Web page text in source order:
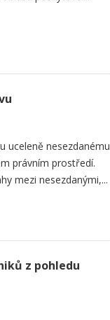
uceleně nesezdanému
právním prostředí.
mezi nesezdanými,...
z pohledu